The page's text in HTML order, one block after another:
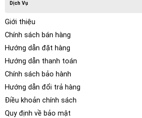
Dịch Vụ
Giới thiệu
Chính sách bán hàng
Hướng dẫn đặt hàng
Hướng dẫn thanh toán
Chính sách bảo hành
Hướng dẫn đổi trả hàng
Điều khoản chính sách
Quy định về bảo mật